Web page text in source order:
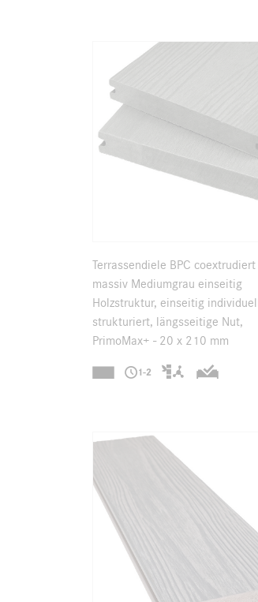
Terrassendiele BPC coextrudiert
massiv Mediumgrau einseitig
Holzstruktur, einseitig
strukturiert, längsseitige Nut,
PrimoMax+ - 20 x 210 mm